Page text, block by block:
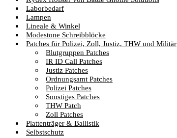
Laborbedarf
Lampen
Lineale & Winkel
Modestone Schreibblöcke
Patches für Polizei, Zoll, Justiz, THW und Militär
Blutgruppen Patches
IR ID Call Patches
Justiz Patches
Ordnungsamt Patches
Polizei Patches
Sonstiges Patches
THW Patch
Zoll Patches
Plattenträger & Ballistik
Selbstschutz